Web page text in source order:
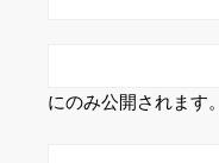
にのみ公開されます。